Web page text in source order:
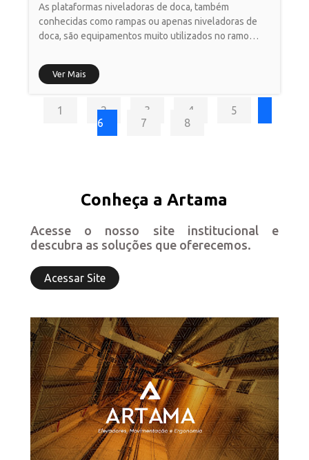
As plataformas niveladoras de doca, também
conhecidas como rampas ou apenas niveladoras de
doca, são equipamentos muito utilizados no ramo
Ver Mais
1 2 3 4
5
6
7 8
Conheça a Artama
Acesse o nosso site institucional e
descubra as soluções que oferecemos.
Acessar Site